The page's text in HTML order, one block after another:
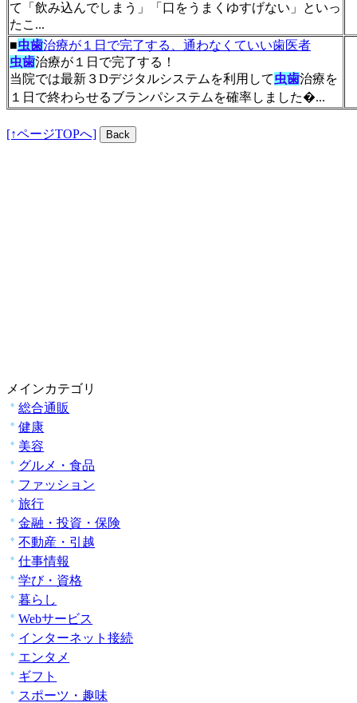
て「飲み込んでしまう」「口をうまくゆすげない」といっ
たこ...
■虫歯治療が１日で完了する、通わなくていい歯医者
虫歯治療が１日で完了する！
当院では最新３Dデジタルシステムを利用して虫歯治療を
１日で終わらせるブランパシステムを確率しました�...
[↑ページTOPへ]
メインカテゴリ
総合通販
健康
美容
グルメ・食品
ファッション
旅行
金融・投資・保険
不動産・引越
仕事情報
学び・資格
暮らし
Webサービス
インターネット接続
エンタメ
ギフト
スポーツ・趣味